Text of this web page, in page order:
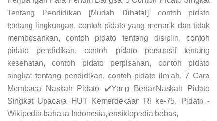
Tentang Pendidikan [Mudah Dihafal], contoh pidato
tentang lingkungan, contoh pidato yang menarik dan tidak
membosankan, contoh pidato tentang disiplin, contoh
pidato pendidikan, contoh pidato persuasif tentang
kesehatan, contoh pidato perpisahan, contoh pidato
singkat tentang pendidikan, contoh pidato ilmiah, 7 Cara
Membaca Naskah Pidato ✔️Yang Benar,Naskah Pidato
Singkat Upacara HUT Kemerdekaan RI ke-75, Pidato -
Wikipedia bahasa Indonesia, ensiklopedia bebas,